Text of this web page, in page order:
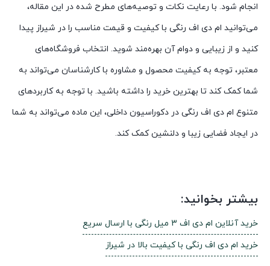
انجام شود. با رعایت نکات و توصیه‌های مطرح شده در این مقاله،
می‌توانید ام دی اف رنگی با کیفیت و قیمت مناسب را در شیراز پیدا
کنید و از زیبایی و دوام آن بهره‌مند شوید. انتخاب فروشگاه‌های
معتبر، توجه به کیفیت محصول و مشاوره با کارشناسان می‌تواند به
شما کمک کند تا بهترین خرید را داشته باشید. با توجه به کاربردهای
متنوع ام دی اف رنگی در دکوراسیون داخلی، این ماده می‌تواند به شما
در ایجاد فضایی زیبا و دلنشین کمک کند.
بیشتر بخوانید:
خرید آنلاین ام دی اف 3 میل رنگی با ارسال سریع
خرید ام دی اف رنگی با کیفیت بالا در شیراز